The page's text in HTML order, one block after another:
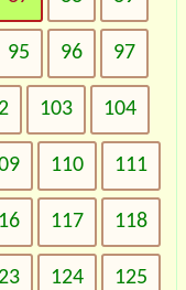
95 96 97
103 104
110 111
117 118
124 125